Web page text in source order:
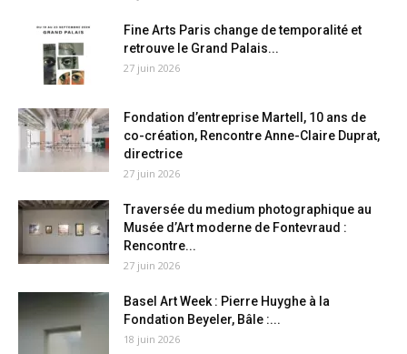
Fine Arts Paris change de temporalité et
retrouve le Grand Palais...
27 juin 2026
Fondation d’entreprise Martell, 10 ans de
co-création, Rencontre Anne-Claire Duprat,
directrice
27 juin 2026
Traversée du medium photographique au
Musée d’Art moderne de Fontevraud :
Rencontre...
27 juin 2026
Basel Art Week : Pierre Huyghe à la
Fondation Beyeler, Bâle :...
18 juin 2026